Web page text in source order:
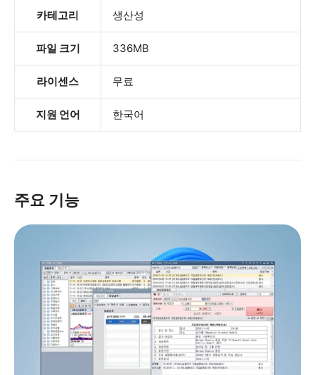
카테고리 생산성
파일 크기 336MB
라이센스 무료
지원 언어 한국어
주요 기능